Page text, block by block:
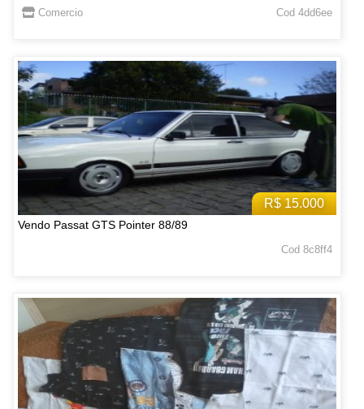
Comercio Cod 4dd6ee
R$ 15.000
Vendo Passat GTS Pointer 88/89
Cod 8c8ff4